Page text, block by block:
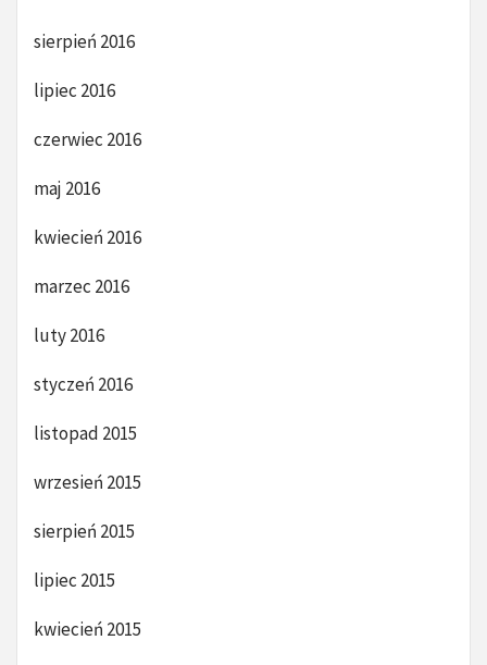
sierpień 2016
lipiec 2016
czerwiec 2016
maj 2016
kwiecień 2016
marzec 2016
luty 2016
styczeń 2016
listopad 2015
wrzesień 2015
sierpień 2015
lipiec 2015
kwiecień 2015